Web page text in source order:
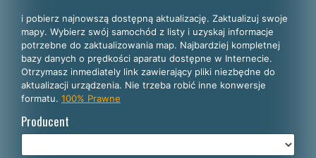
WYBIERZ SWÓJ JĘZYK
Polski
English
Español
Português
i pobierz najnowszą dostępną aktualizację. Zaktualizuj swoje
mapy. Wybierz swój samochód z listy i uzyskaj informacje
potrzebne do zaktualizowania map. Najbardziej kompletnej
bazy danych o prędkości aparatu dostępne w Internecie.
Otrzymasz inmediately link zawierający pliki niezbędne do
aktualizacji urządzenia. Nie trzeba robić inne konwersje
formatu. 100% Prawne
Producent